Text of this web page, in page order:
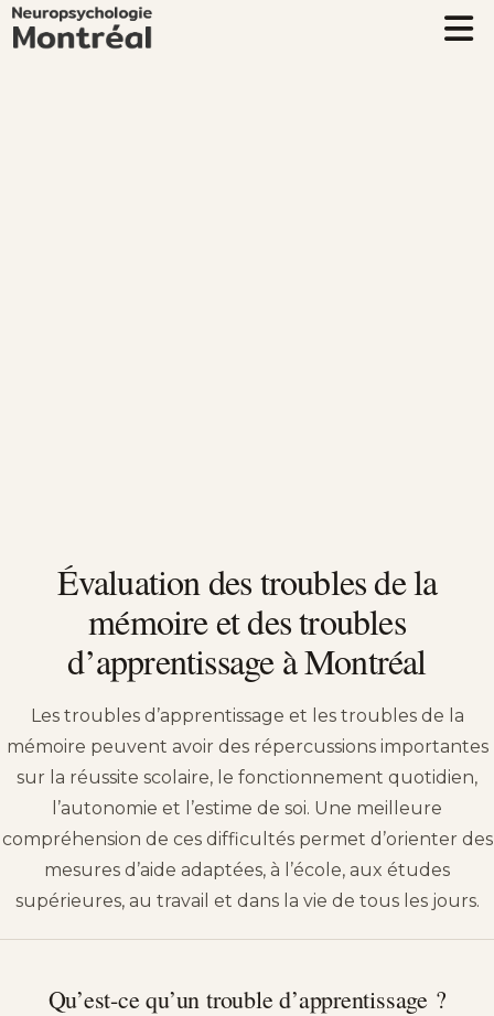
Évaluation des troubles de la
mémoire et des troubles
d’apprentissage à Montréal
Les troubles d’apprentissage et les troubles de la
mémoire peuvent avoir des répercussions importantes
sur la réussite scolaire, le fonctionnement quotidien,
l’autonomie et l’estime de soi. Une meilleure
compréhension de ces difficultés permet d’orienter des
mesures d’aide adaptées, à l’école, aux études
supérieures, au travail et dans la vie de tous les jours.
Qu’est-ce qu’un trouble d’apprentissage ?